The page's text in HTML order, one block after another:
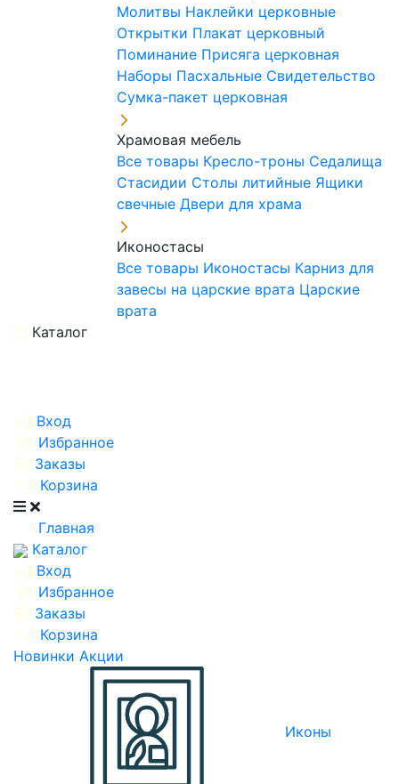
Молитвы Наклейки церковные
Открытки Плакат церковный
Поминание Присяга церковная
Наборы Пасхальные Свидетельство
Сумка-пакет церковная
Храмовая мебель
Все товары Кресло-троны Седалища
Стасидии Столы литийные Ящики
свечные Двери для храма
Иконостасы
Все товары Иконостасы Карниз для
завесы на царские врата Царские
врата
Каталог
Вход
Избранное
Заказы
Корзина
Главная
Каталог
Вход
Избранное
Заказы
Корзина
Новинки Акции
Иконы